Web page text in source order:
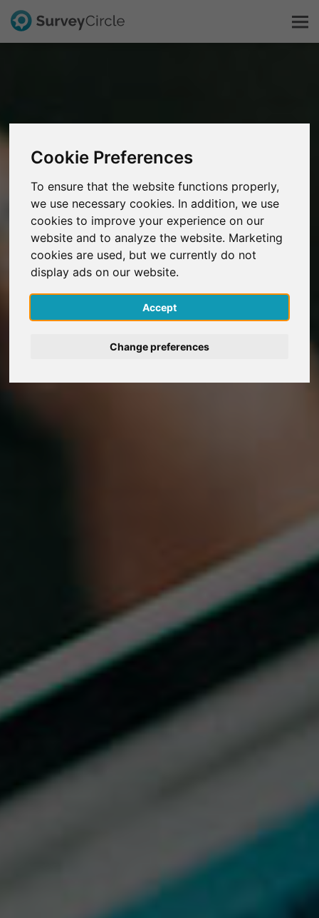
Cookie Preferences
To ensure that the website functions properly,
we use necessary cookies. In addition, we use
cookies to improve your experience on our
website and to analyze the website. Marketing
cookies are used, but we currently do not
display ads on our website.
Accept
Change preferences
FAQ
Registrati gratis
Accedi
English
Deutsch
Nederlands